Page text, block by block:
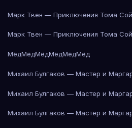
Марк Твен — Приключения Тома
Марк Твен — Приключения Тома
МёдМёдМёдМёдМёдМёд
Михаил Булгаков — Мастер и
Михаил Булгаков — Мастер и
Михаил Булгаков — Мастер и